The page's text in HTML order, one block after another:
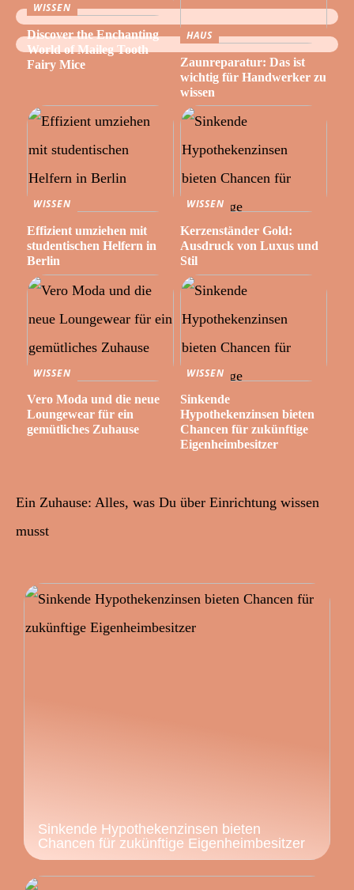
WISSEN
Discover the Enchanting
World of Maileg Tooth
Fairy Mice
HAUS
Zaunreparatur: Das ist
wichtig für Handwerker zu
wissen
WISSEN
Effizient umziehen mit
studentischen Helfern in
Berlin
WISSEN
Kerzenständer Gold:
Ausdruck von Luxus und
Stil
WISSEN
Vero Moda und die neue
Loungewear für ein
gemütliches Zuhause
WISSEN
Sinkende
Hypothekenzinsen bieten
Chancen für zukünftige
Eigenheimbesitzer
Ein Zuhause: Alles, was Du über Einrichtung wissen
musst
Sinkende Hypothekenzinsen bieten
Chancen für zukünftige Eigenheimbesitzer